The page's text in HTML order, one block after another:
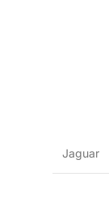
Jaguar